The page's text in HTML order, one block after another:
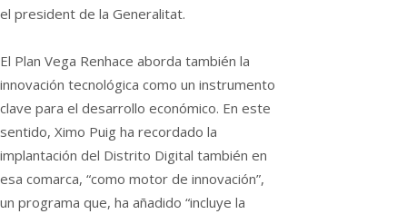
el president de la Generalitat.
El Plan Vega Renhace aborda también la
innovación tecnológica como un instrumento
clave para el desarrollo económico. En este
sentido, Ximo Puig ha recordado la
implantación del Distrito Digital también en
esa comarca, “como motor de innovación”,
un programa que, ha añadido “incluye la